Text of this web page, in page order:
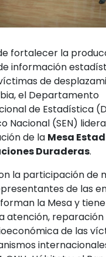
fortalecer la
información
de
el Departamento
de Estadística
Nacional (SEN)
de la Mesa
Duraderas.
la participación de
de las
la Mesa y
atención, reparación
de las